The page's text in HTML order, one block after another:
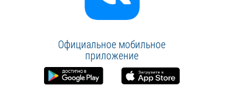
Официальное мобильное
приложение